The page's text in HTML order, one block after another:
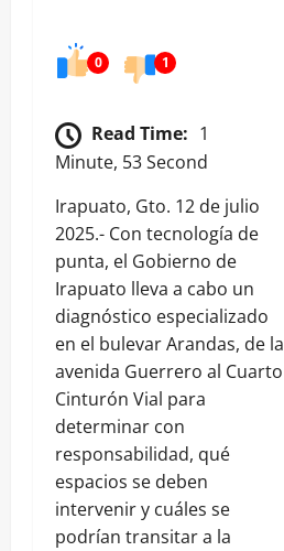
0 1
Read Time: 1
Minute, 53 Second
Irapuato, Gto. 12 de julio
2025.- Con tecnología de
punta, el Gobierno de
Irapuato lleva a cabo un
diagnóstico especializado
en el bulevar Arandas, de la
avenida Guerrero al Cuarto
Cinturón Vial para
determinar con
responsabilidad, qué
espacios se deben
intervenir y cuáles se
podrían transitar a la